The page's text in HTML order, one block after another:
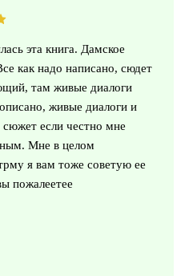
эта книга. Дамское
как надо написано, сюдет
там живые диалоги
живые диалоги и
если честно мне
Мне в целом
я вам тоже советую ее
пожалеетее